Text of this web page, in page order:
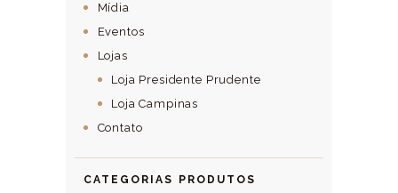
Mídia
Eventos
Lojas
Loja Presidente Prudente
Loja Campinas
Contato
CATEGORIAS PRODUTOS